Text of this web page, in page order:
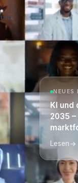
NEUES
KI
2035
Lesen